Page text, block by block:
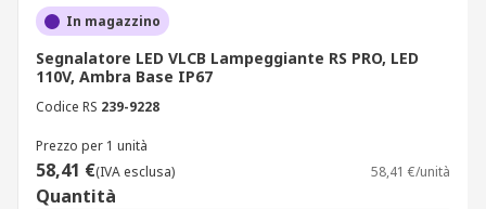
In magazzino
Segnalatore LED VLCB Lampeggiante RS PRO, LED
110V, Ambra Base IP67
Codice RS 239-9228
Prezzo per 1 unità
58,41 €(IVA esclusa) 58,41 €/unità
Quantità